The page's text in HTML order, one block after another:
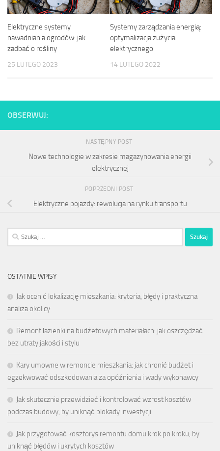
Elektryczne systemy
nawadniania ogrodów: jak
zadbać o rośliny
25 LUTEGO 2023
Systemy zarządzania energią:
optymalizacja zużycia
elektrycznego
14 LUTEGO 2022
OBSERWUJ:
NASTĘPNY POST
Nowe technologie w zakresie magazynowania energii
elektrycznej
POPRZEDNI POST
Elektryczne pojazdy: rewolucja na rynku transportu
Szukaj:
OSTATNIE WPISY
Jak ocenić lokalizację mieszkania: kryteria, błędy i praktyczna
analiza okolicy
Remont łazienki na budżetowych materiałach: jak oszczędzać
bez utraty jakości i stylu
Kary umowne w remoncie mieszkania: jak chronić budżet i
egzekwować odszkodowania za opóźnienia i wady wykonawcy
Jak skutecznie przewidzieć i kontrolować wzrost kosztów
podczas budowy, by uniknąć blokady inwestycji
Jak przygotować kosztorys remontu domu krok po kroku, by
uniknąć błędów i ukrytych kosztów